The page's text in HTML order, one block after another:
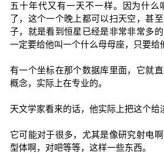
五十年代又有一天不一样。因为什么
了，这个一个晚上都可以扫天空，甚
子，就是看到恒星已经是非常非常多
一定要给他叫一个什么母母座，只要给
有一个坐标在那个数据库里面，它就
概念，实际上在专业的。
天文学家看来的话，他实际上把这个给
它可能对于很多，尤其是像研究射电
型体啊，对吧等等，这样一些东西。